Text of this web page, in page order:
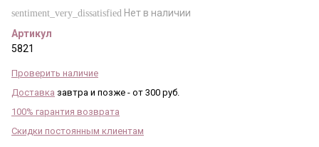
sentiment_very_dissatisfied Нет в наличии
Артикул
5821
Проверить наличие
Доставка завтра и позже - от 300 руб.
100% гарантия возврата
Скидки постоянным клиентам